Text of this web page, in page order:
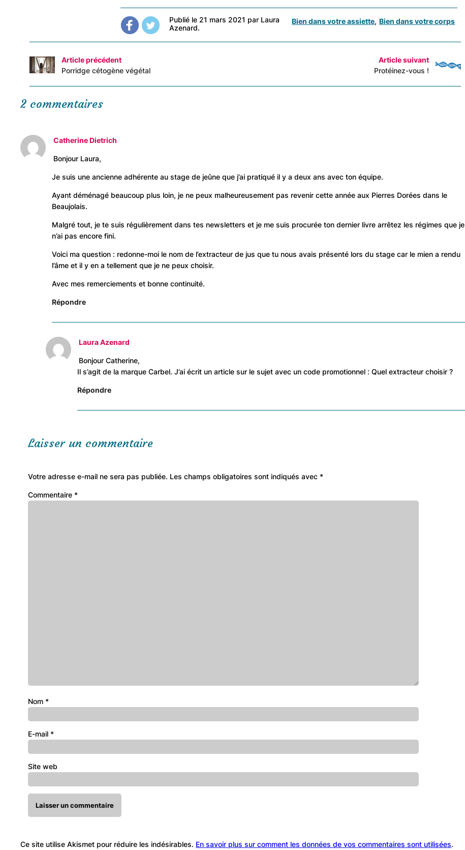
Publié le 21 mars 2021 par Laura
Azenard.
Bien dans votre assiette Bien dans votre corps
Article précédent
Porridge cétogène végétal
Article suivant
Protéinez-vous !
2 commentaires
Catherine Dietrich
Bonjour Laura,
Je suis une ancienne adhérente au stage de jeûne que j’ai pratiqué il y a deux ans avec ton équipe.
Ayant déménagé beaucoup plus loin, je ne peux malheureusement pas revenir cette année aux Pierres Dorées dans le
Beaujolais.
Malgré tout, je te suis régulièrement dans tes newsletters et je me suis procurée ton dernier livre arrêtez les régimes que je
n’ai pas encore fini.
Voici ma question : redonne-moi le nom de l’extracteur de jus que tu nous avais présenté lors du stage car le mien a rendu
l’âme et il y en a tellement que je ne peux choisir.
Avec mes remerciements et bonne continuité.
Répondre
Laura Azenard
Bonjour Catherine,
Il s’agit de la marque Carbel. J’ai écrit un article sur le sujet avec un code promotionnel : Quel extracteur choisir ?
Répondre
Laisser un commentaire
Votre adresse e-mail ne sera pas publiée. Les champs obligatoires sont indiqués avec *
Commentaire *
Nom *
E-mail *
Site web
Ce site utilise Akismet pour réduire les indésirables. En savoir plus sur comment les données de vos commentaires sont utilisées.